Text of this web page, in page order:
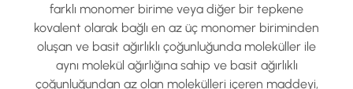
farklı monomer birime veya diğer bir tepkene
kovalent olarak bağlı en az üç monomer biriminden
oluşan ve basit ağırlıklı çoğunluğunda moleküller ile
aynı molekül ağırlığına sahip ve basit ağırlıklı
çoğunluğundan az olan molekülleri içeren maddeyi,